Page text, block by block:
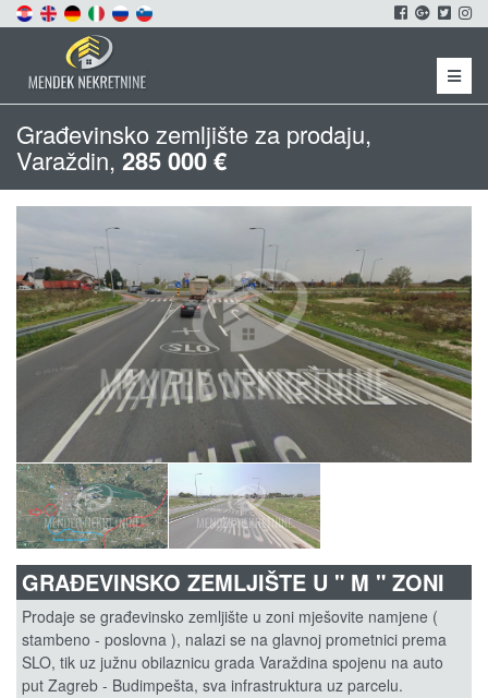
Menu
Građevinsko zemljište za prodaju,
Varaždin, 285 000 €
GRAĐEVINSKO ZEMLJIŠTE U " M " ZONI
Prodaje se građevinsko zemljište u zoni mješovite namjene (
stambeno - poslovna ), nalazi se na glavnoj prometnici prema
SLO, tik uz južnu obilaznicu grada Varaždina spojenu na auto
put Zagreb - Budimpešta, sva infrastruktura uz parcelu.